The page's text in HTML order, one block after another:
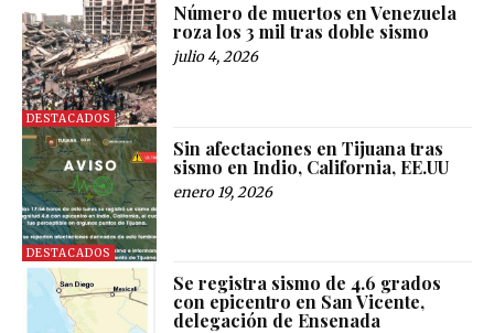
DESTACADOS
Número de muertos en Venezuela
roza los 3 mil tras doble sismo
julio 4, 2026
DESTACADOS
Sin afectaciones en Tijuana tras
sismo en Indio, California, EE.UU
enero 19, 2026
Se registra sismo de 4.6 grados
con epicentro en San Vicente,
delegación de Ensenada